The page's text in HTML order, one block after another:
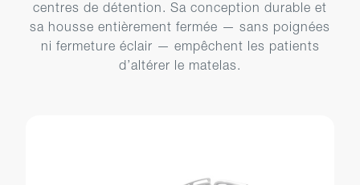
centres de détention. Sa conception durable et
sa housse entièrement fermée — sans poignées
ni fermeture éclair — empêchent les patients
d’altérer le matelas.